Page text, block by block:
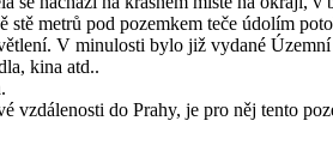
metrů pod pozemkem teče údolím
V minulosti bylo již vydané
kina atd..
vzdálenosti do Prahy, je pro něj tento